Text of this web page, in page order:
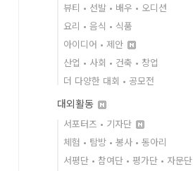
뷰티 • 선발 • 배우 • 오디션
요리 • 음식 • 식품
아이디어 • 제안
산업 • 사회 • 건축 • 창업
더 다양한 대회 • 공모전
대외활동
서포터즈 • 기자단
체험 • 탐방 • 봉사 • 동아리
서평단 • 참여단 • 평가단 • 자문단